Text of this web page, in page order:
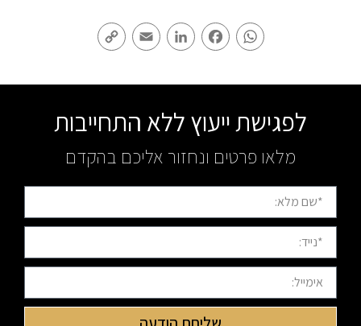
WhatsApp
Facebook
LinkedIn
Email
לפגישת ייעוץ ללא התחייבות
מלאו פרטים ונחזור אליכם בהקדם